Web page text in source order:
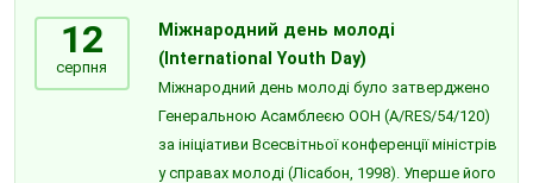
12
серпня
Міжнародний день молоді
(International Youth Day)
Міжнародний день молоді було затверджено
Генеральною Асамблеєю ООН (A/RES/54/120)
за ініціативи Всесвітньої конференції міністрів
у справах молоді (Лісабон, 1998). Уперше його